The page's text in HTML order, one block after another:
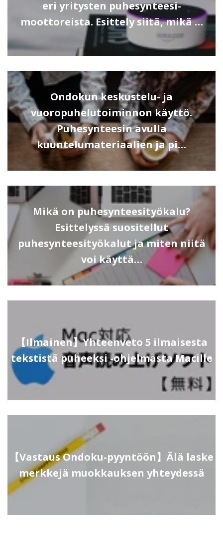
eri yritysten puhesynteesi-
moottoreista. Esittely siitä, mikä …
Ondokun keskustelu- ja
vuoropuhelutoiminnon käyttö.
Puhesynteesin avulla
kuuntelumateriaalien ja pi…
Mikä on puhesynteesityökalu?
Esittelyssä suositellut
puhesynteesityökalut ja miten niitä
voi käyttä…
【Ilmainen】Yhteenveto 5 ilmaisesta
tekstistä puheeksi -ohjelmasta Macille
【Vastaus Ondoku-pyyntöön】Älä laske
merkkejä muokkauksen yhteydessä